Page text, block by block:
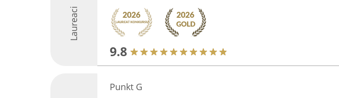
Laureaci
9.8
Punkt G